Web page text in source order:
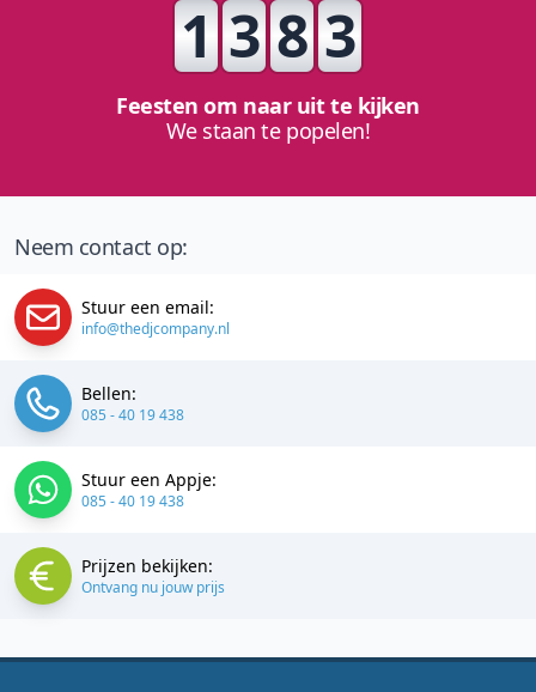
1 3 8 3
Feesten om naar uit te kijken
We staan te popelen!
Neem contact op:
Stuur een email:
info@thedjcompany.nl
Bellen:
085 - 40 19 438
Stuur een Appje:
085 - 40 19 438
Prijzen bekijken:
Ontvang nu jouw prijs